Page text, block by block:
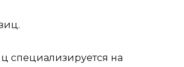
специализируется на